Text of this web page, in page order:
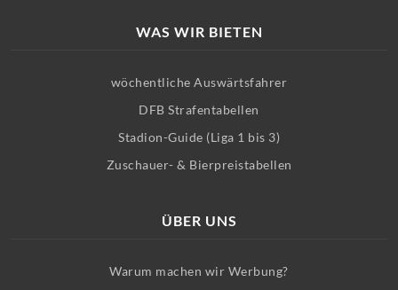
WAS WIR BIETEN
wöchentliche Auswärtsfahrer
DFB Strafentabellen
Stadion-Guide (Liga 1 bis 3)
Zuschauer- & Bierpreistabellen
ÜBER UNS
Warum machen wir Werbung?